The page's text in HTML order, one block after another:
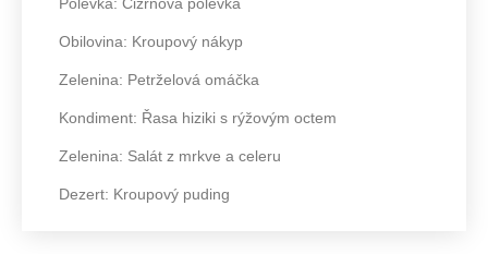
Obilovina: Kroupový nákyp
Zelenina: Petrželová omáčka
Kondiment: Řasa hiziki s rýžovým octem
Zelenina: Salát z mrkve a celeru
Dezert: Kroupový puding